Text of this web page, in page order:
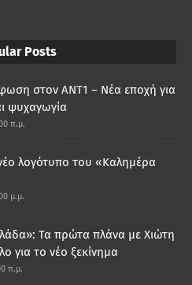
Posts
στον ΑΝΤ1 – Νέα εποχή για
ψυχαγωγία
π.μ.
λογότυπο του «Καλημέρα
μ.μ.
Τα πρώτα πλάνα με Χιώτη
για το νέο ξεκίνημα
π.μ.